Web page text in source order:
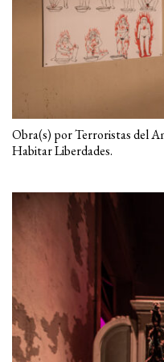
Seja bem-vinda.
Keyna Eleison e
Obra(s) por Terroristas del
Habitar Liberdades.